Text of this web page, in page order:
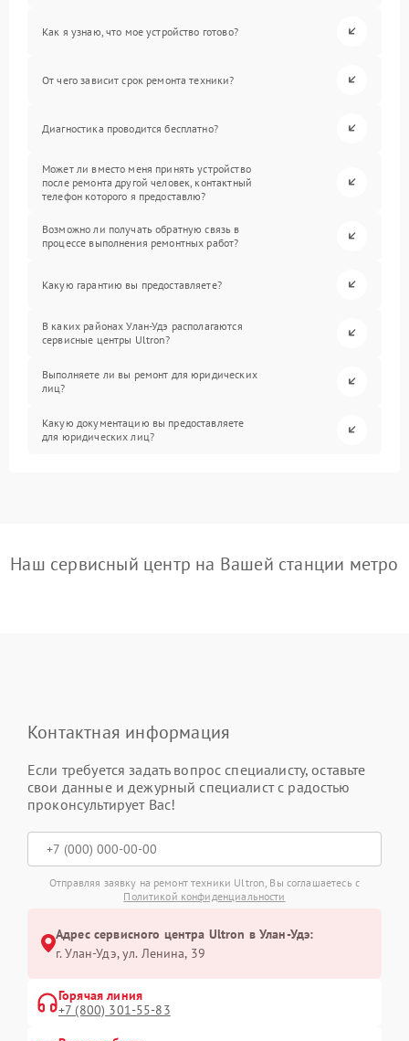
Как я узнаю, что мое устройство готово?
От чего зависит срок ремонта техники?
Диагностика проводится бесплатно?
Может ли вместо меня принять устройство
после ремонта другой человек, контактный
телефон которого я предоставлю?
Возможно ли получать обратную связь в
процессе выполнения ремонтных работ?
Какую гарантию вы предоставляете?
В каких районах Улан-Удэ располагаются
сервисные центры Ultron?
Выполняете ли вы ремонт для юридических
лиц?
Какую документацию вы предоставляете
для юридических лиц?
Наш сервисный центр на Вашей станции метро
Контактная информация
Если требуется задать вопрос специалисту, оставьте
свои данные и дежурный специалист с радостью
проконсультирует Вас!
Отправляя заявку на ремонт техники Ultron, Вы соглашаетесь с
Политикой конфиденциальности
Адрес сервисного центра Ultron в Улан-Удэ:
г. Улан-Удэ, ул. Ленина, 39
Горячая линия
+7 (800) 301-55-83